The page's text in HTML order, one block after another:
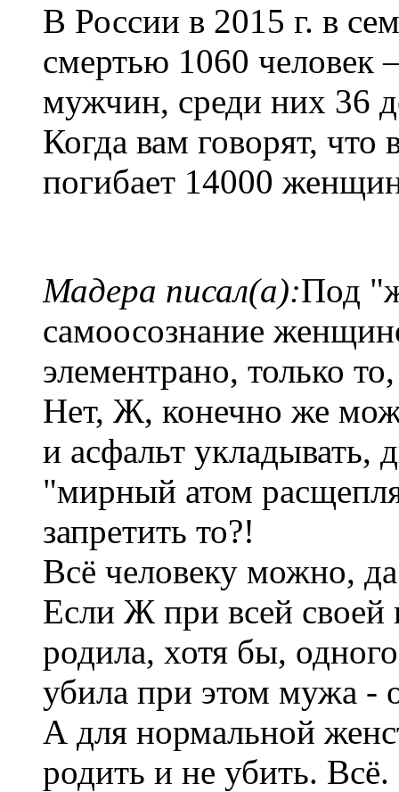
В России в 2015 г. в
смертью 1060
мужчин, среди них
Когда вам говорят,
погибает 14000
Мадера писал(а):Под
самоосознание
элементрано, только
Нет, Ж, конечно же
и асфальт укладывать,
"мирный атом
запретить то?!
Всё человеку можно,
Если Ж при всей своей
родила, хотя бы,
убила при этом мужа -
А для нормальной
родить и не убить. Всё.